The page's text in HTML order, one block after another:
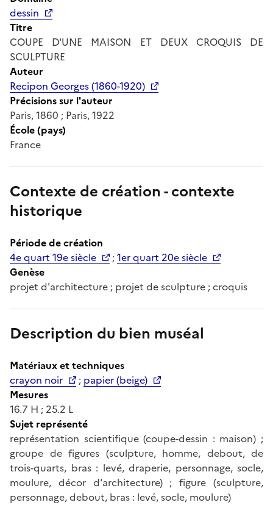
dessin
Titre
COUPE D'UNE MAISON ET DEUX CROQUIS DE
SCULPTURE
Auteur
Recipon Georges (1860-1920)
Précisions sur l'auteur
Paris, 1860 ; Paris, 1922
École (pays)
France
Contexte de création - contexte
historique
Période de création
4e quart 19e siècle
;1er quart 20e siècle
Genèse
projet d'architecture ; projet de sculpture ; croquis
Description du bien muséal
Matériaux et techniques
crayon noir
; papier (beige)
Mesures
16.7 H ; 25.2 L
Sujet représenté
représentation scientifique (coupe-dessin : maison) ;
groupe de figures (sculpture, homme, debout, de
trois-quarts, bras : levé, draperie, personnage, socle,
moulure, décor d'architecture) ; figure (sculpture,
personnage, debout, bras : levé, socle, moulure)